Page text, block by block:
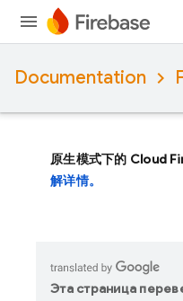
Documentation
原生模式下的 Cloud
解详情。
Эта страница